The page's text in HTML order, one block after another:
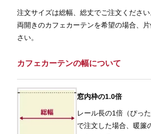
注文サイズは総幅、総丈でご注文ください
両開きのカフェカーテンを希望の場合、
さい。
カフェカーテンの幅について
窓内枠の1.0倍
レール長の1倍（ぴった
で注文した場合、暖簾